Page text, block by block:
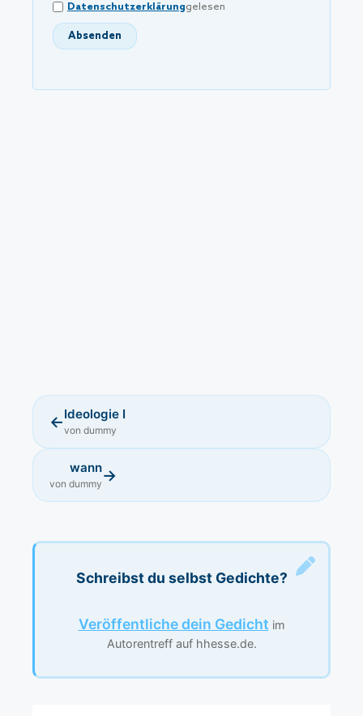
Datenschutzerklärunggelesen
←Ideologie I
von dummy
wann
von dummy →
Schreibst du selbst Gedichte?
Veröffentliche dein Gedicht im
Autorentreff auf hhesse.de.